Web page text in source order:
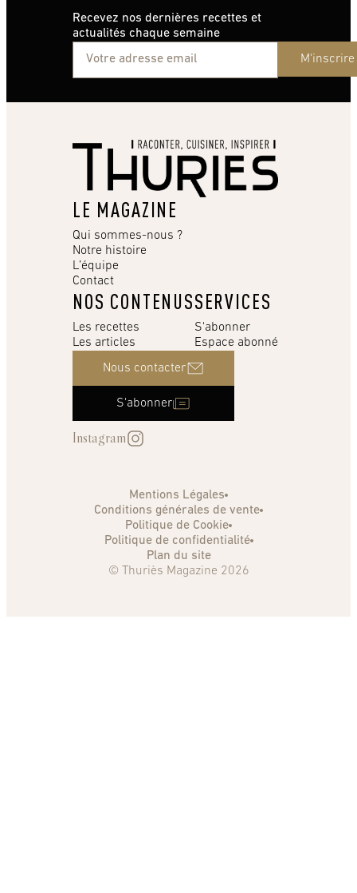
Recevez nos dernières recettes et
actualités chaque semaine
M'inscrire
LE MAGAZINE
Qui sommes-nous ?
Notre histoire
L’équipe
Contact
NOS CONTENUS
Les recettes
Les articles
SERVICES
S'abonner
Espace abonné
Nous contacter
S'abonner
Instagram
Mentions Légales
Conditions générales de vente
Politique de Cookie
Politique de confidentialité
Plan du site
© Thuriès Magazine 2026